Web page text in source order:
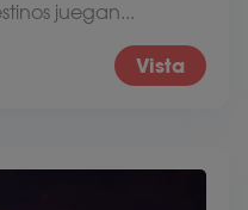
juegan...
Vista